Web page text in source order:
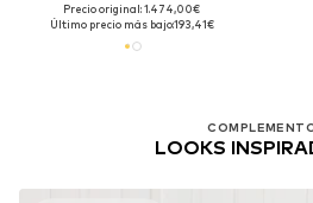
Precio original: 1.474,00€
Último precio más bajo:193,41€
LOOKS